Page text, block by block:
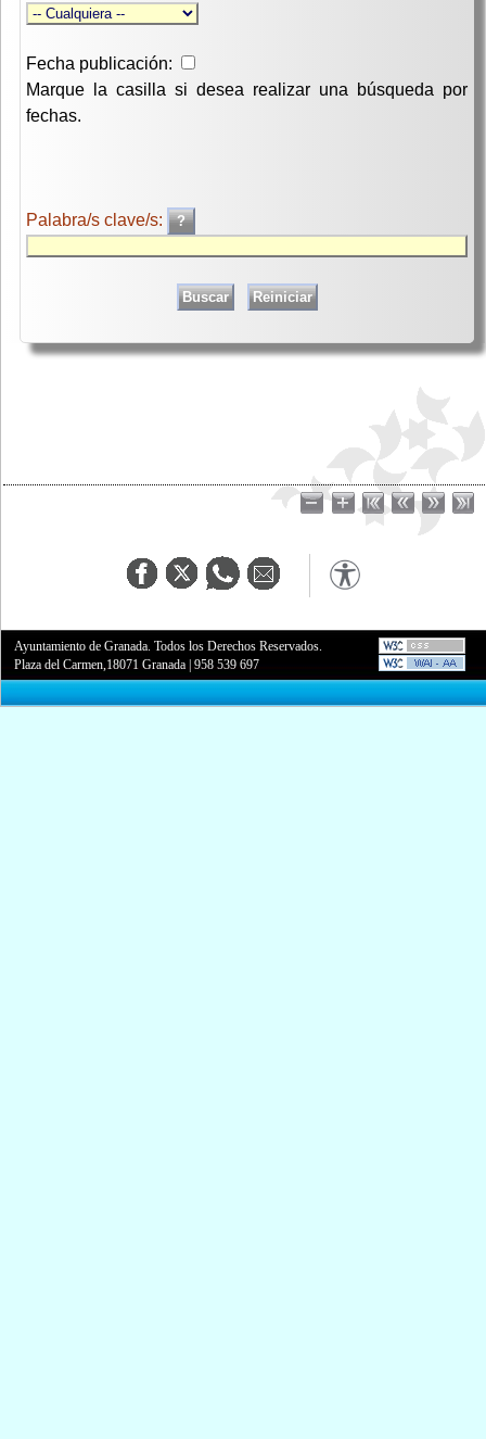
Fecha publicación:
Marque la casilla si desea realizar una búsqueda por
fechas.
Palabra/s clave/s:
Ayuntamiento de Granada. Todos los Derechos Reservados.
Plaza del Carmen,18071 Granada |958 539 697